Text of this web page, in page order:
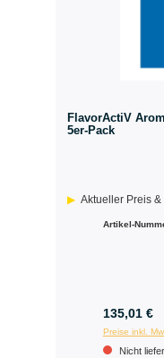
FlavorActiV
5er-Pack
Aktueller Preis
Artikel-
135,01 €
Preise inkl.
Nicht